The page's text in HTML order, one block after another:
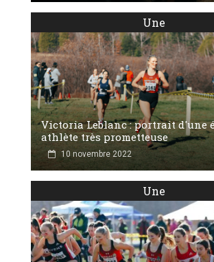
Une
Victoria Leblanc : portrait d'une
athlète très prometteuse
10 novembre 2022
Une